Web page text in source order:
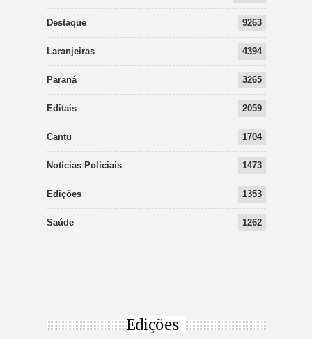
Destaque 9263
Laranjeiras 4394
Paraná 3265
Editais 2059
Cantu 1704
Notícias Policiais 1473
Edições 1353
Saúde 1262
Edições